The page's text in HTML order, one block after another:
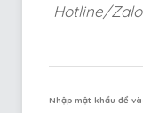
Hotline/Zalo:
Nhập mật khẩu để